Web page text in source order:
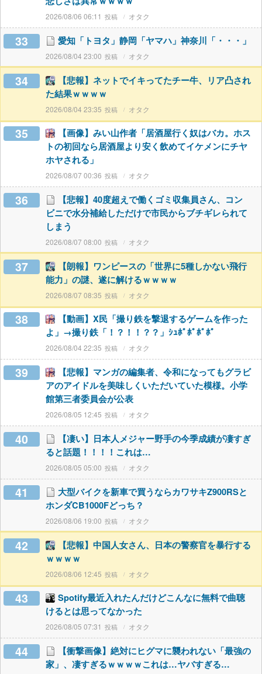
2026/08/06 06:11 オタク
33 愛知「トヨタ」静岡「ヤマハ」神奈川「・・・」
2026/08/04 23:00 オタク
34
【悲報】ネットでイキってたチー牛、リア凸され
た結果ｗｗｗｗ
2026/08/04 23:35 オタク
35
【画像】みい山作者「居酒屋行く奴はバカ。ホス
トの初回なら居酒屋より安く飲めてイケメンにチヤ
ホヤされる」
2026/08/07 00:36 オタク
36
【悲報】40度超えで働くゴミ収集員さん、コン
ビニで水分補給しただけで市民からブチギレられて
しまう
2026/08/07 08:00 オタク
37
【朗報】ワンピースの「世界に5種しかない飛行
能力」の謎、遂に解けるｗｗｗｗ
2026/08/07 08:35 オタク
38
【動画】X民「撮り鉄を撃退するゲームを作った
よ」→撮り鉄「！？！！？？」ｼｭﾎﾟﾎﾟﾎﾟﾎﾟ
2026/08/04 22:35 オタク
39
【悲報】マンガの編集者、令和になってもグラビ
アのアイドルを美味しくいただいていた模様。小学
館第三者委員会が公表
2026/08/05 12:45 オタク
40
【凄い】日本人メジャー野手の今季成績が凄すぎ
ると話題！！！！これは…
2026/08/05 05:00 オタク
41
大型バイクを新車で買うならカワサキZ900RSと
ホンダCB1000Fどっち？
2026/08/06 19:00 オタク
42
【悲報】中国人女さん、日本の警察官を暴行する
ｗｗｗｗ
2026/08/06 12:45 オタク
43
Spotify最近入れたんだけどこんなに無料で曲聴
けるとは思ってなかった
2026/08/05 07:31 オタク
44
【衝撃画像】絶対にヒグマに襲われない「最強の
家」、凄すぎるｗｗｗｗこれは…ヤバすぎる…